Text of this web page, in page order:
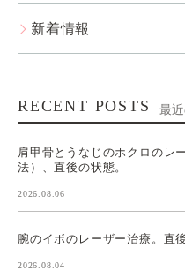
新着情報
RECENT POSTS 最
肩甲骨とうなじのホクロのレ
法）、直後の状態。
2026.08.06
腕のイボのレーザー治療。直
2026.08.04